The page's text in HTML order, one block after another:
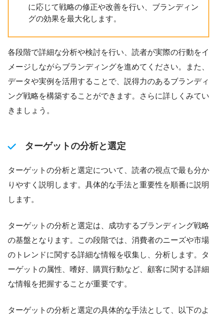
に応じて戦略の修正や改善を行い、ブランディン
グの効果を最大化します。
各段階で詳細な分析や検討を行い、読者が実際の行動をイ
メージしながらブランディングを進めてください。また、
データや実例を活用することで、説得力のあるブランディ
ング戦略を構築することができます。さらに詳しくみてい
きましょう。
ターゲットの分析と選定
ターゲットの分析と選定について、読者の視点で最も分か
りやすく説明します。具体的な手法と重要性を順番に説明
します。
ターゲットの分析と選定は、成功するブランディング戦略
の基盤となります。この段階では、消費者のニーズや市場
のトレンドに関する詳細な情報を収集し、分析します。タ
ーゲットの属性、嗜好、購買行動など、顧客に関する詳細
な情報を把握することが重要です。
ターゲットの分析と選定の具体的な手法として、以下のよ